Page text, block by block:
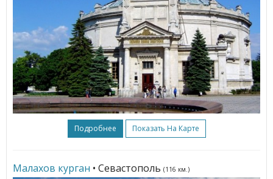
Подробнее Показать На Карте
Малахов курган • Севастополь (116 км.)